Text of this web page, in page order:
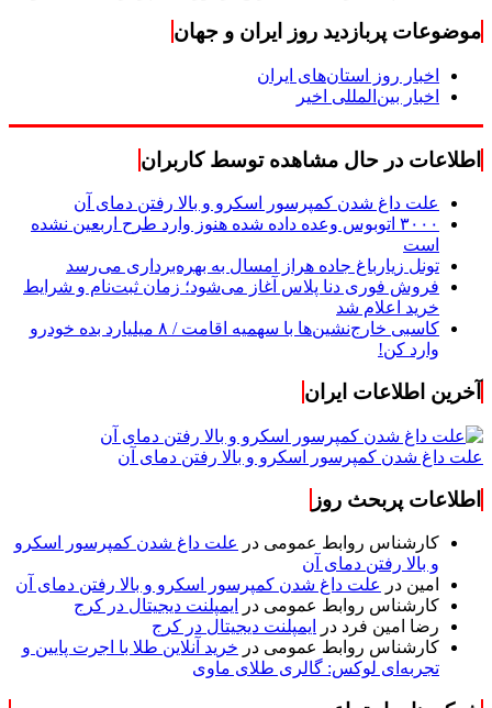
موضوعات پربازدید روز ایران و جهان
اخبار روز استان‌های ایران
اخبار بین‌المللی اخیر
اطلاعات در حال مشاهده توسط کاربران
علت داغ شدن کمپرسور اسکرو و بالا رفتن دمای آن
۳۰۰۰ اتوبوس وعده داده شده هنوز وارد طرح اربعین نشده
است
تونل زیارباغ جاده هراز امسال به بهره‌برداری می‌رسد
فروش فوری دنا پلاس آغاز می‌شود؛ زمان ثبت‌نام و شرایط
خرید اعلام شد
کاسبی خارج‌نشین‌ها با سهمیه اقامت / ۸ میلیارد بده خودرو
وارد کن!
آخرین اطلاعات ایران
علت داغ شدن کمپرسور اسکرو و بالا رفتن دمای آن
اطلاعات پربحث روز
کارشناس روابط عمومی در
علت داغ شدن کمپرسور اسکرو
و بالا رفتن دمای آن
امین در
علت داغ شدن کمپرسور اسکرو و بالا رفتن دمای آن
کارشناس روابط عمومی در
ایمپلنت دیجیتال در کرج
رضا امین فرد در
ایمپلنت دیجیتال در کرج
کارشناس روابط عمومی در خرید آنلاین طلا با اجرت پایین و
تجربه‌ای لوکس: گالری طلای ماوی